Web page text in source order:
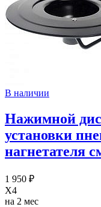
В наличии
Нажимной
установки
нагнетателя
1 950 ₽
X4
на 2 мес